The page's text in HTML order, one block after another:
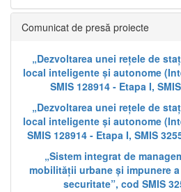
Comunicat de presă proiecte
„Dezvoltarea unei rețele de
local inteligente și autonome
SMIS 128914 - Etapa I,
„Dezvoltarea unei rețele de
local inteligente și autonome
SMIS 128914 - Etapa I, SMIS
„Sistem integrat de
mobilității urbane și impunere
securitate”, cod SMIS